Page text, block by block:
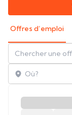
Offres d’emploi